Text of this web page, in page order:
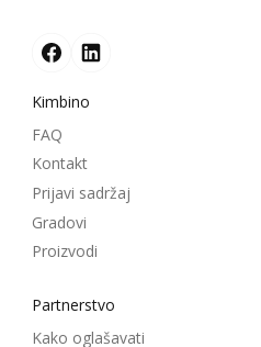
Kimbino
FAQ
Kontakt
Prijavi sadržaj
Gradovi
Proizvodi
Partnerstvo
Kako oglašavati